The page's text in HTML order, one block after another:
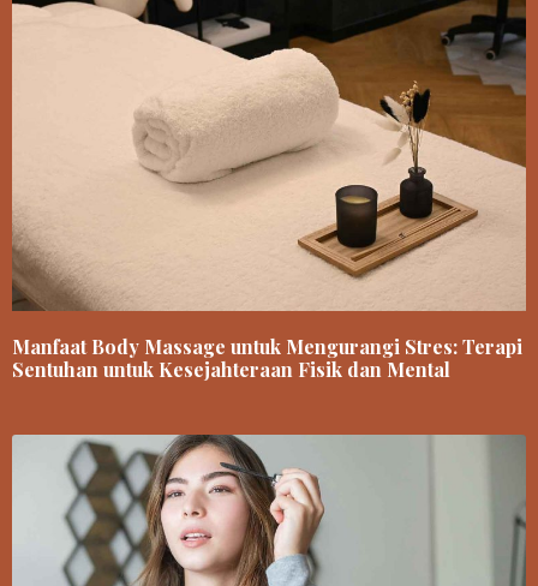
Manfaat Body Massage untuk Mengurangi Stres: Terapi
Sentuhan untuk Kesejahteraan Fisik dan Mental